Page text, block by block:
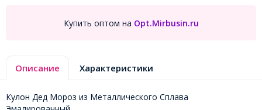
Купить оптом на Opt.Mirbusin.ru
Описание Характеристики
Кулон Дед Мороз из Металлического Сплава